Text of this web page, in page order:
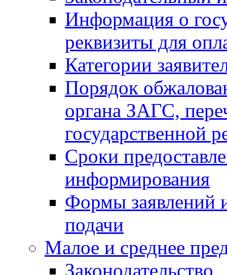
Информация о
реквизиты для
Категории
Порядок
органа ЗАГС,
государственной
Сроки
информирования
Формы заявлений
подачи
Малое и среднее
Законодательство